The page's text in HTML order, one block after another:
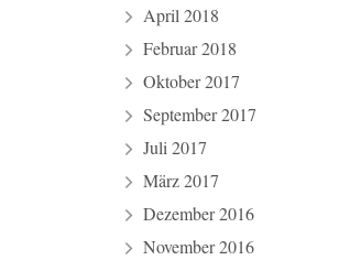
April 2018
Februar 2018
Oktober 2017
September 2017
Juli 2017
März 2017
Dezember 2016
November 2016